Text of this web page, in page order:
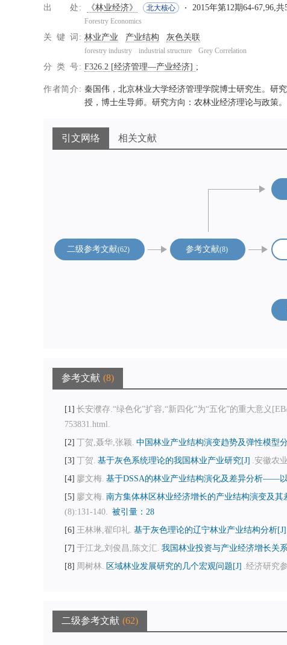
出处 《林业经济》 北大核心 2015年第12期64-67,96,共
Forestry Economics
关键词 林业产业 产业结构 灰色关联
forestry industry industrial structure Grey Correlation
分类号 F326.2 [经济管理—产业经济]
作者简介
秦国伟，北京林业大学经济管理学院博士研究生。研
授，博士生导师。研究方向：农林业经济理论与政策。
引文网络 相关文献
二级参考文献 62 参考文献 8
参考文献 8
1 长安濮存.“绿色化”扩容,“新四化”为“五化”的重大意义
753831.html.
2 丁贺,聂华,张颖. 中国林业产业结构演变趋势及弹性模型
3 丁贺. 基于灰色系统理论的我国林业产业研究[J] .安徽农
4 廖文梅. 基于DSSA的林业产业结构演化及差异分析——
5 廖文梅. 南方集体林区林业经济增长的产业结构演变及
(8):131-140. 被引量：28
6
王林琳,翟印礼. 基于灰色理论的辽宁林业产业结构分析[J]
7 于江龙,刘俊昌,陈文汇. 我国林业投资与产业经济增长关
8 周树林. 区域林业发展研究的几个宏观问题[J] .经济研究
二级参考文献 62